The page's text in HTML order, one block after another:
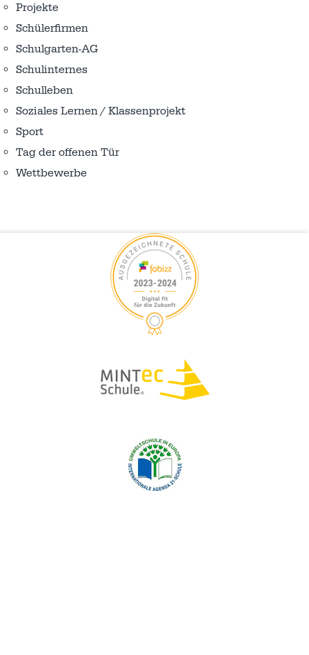
Projekte
Schülerfirmen
Schulgarten-AG
Schulinternes
Schulleben
Soziales Lernen / Klassenprojekt
Sport
Tag der offenen Tür
Wettbewerbe